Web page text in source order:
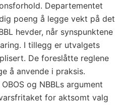
Departementet
poeng å legge vekt på det
hevder, når synspunktene
I tillegg er utvalgets
De foreslåtte reglene
å anvende i praksis.
og NBBLs argument
for aktsomt valg